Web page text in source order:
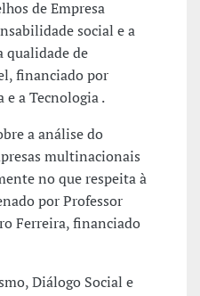
de Empresa
social e a
qualidade de
financiado por
e a Tecnologia .
a análise do
multinacionais
no que respeita à
por Professor
Ferreira, financiado
Diálogo Social e